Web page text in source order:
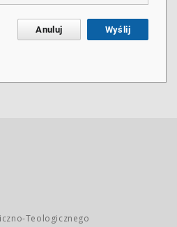
Anuluj Wyślij
Teologicznego